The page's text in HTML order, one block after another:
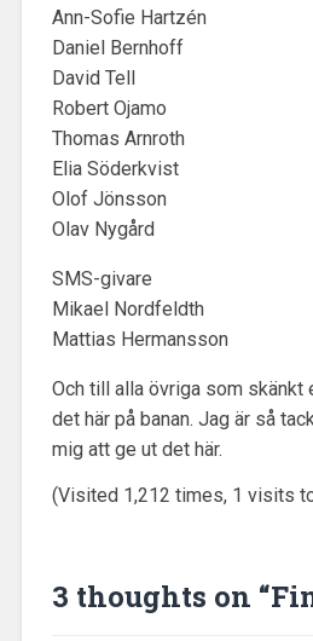
Ann-Sofie Hartzén
Daniel Bernhoff
David Tell
Robert Ojamo
Thomas Arnroth
Elia Söderkvist
Olof Jönsson
Olav Nygård
SMS-givare
Mikael Nordfeldth
Mattias Hermansson
Och till alla övriga som skänkt
det här på banan. Jag är så
mig att ge ut det här.
(Visited 1,212 times, 1 visits
3 thoughts on “